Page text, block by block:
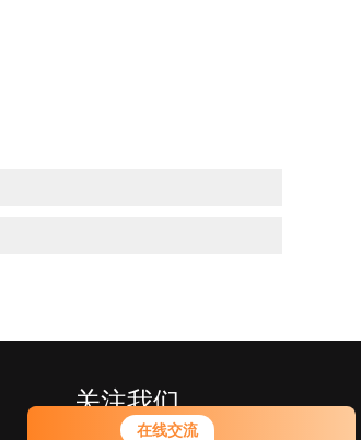
在线交流
关注我们